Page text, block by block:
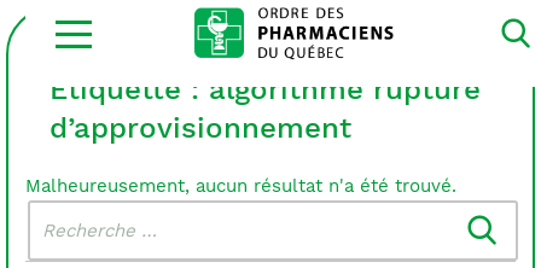
Ouvrir
la
site
Étiquette : algorithme rupture
d’approvisionnement
Malheureusement, aucun résultat n'a été trouvé.
dans
le